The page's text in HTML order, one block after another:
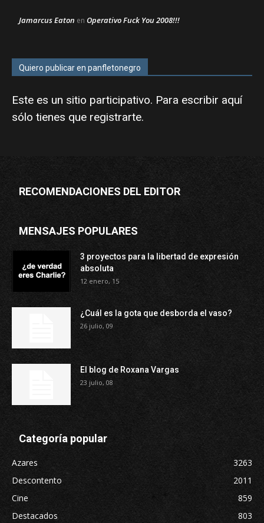
Jamarcus Eaton en Operativo Fuck You 2008!!!
Quiero publicar en panfletonegro
Este es un sitio participativo. Para escribir aquí
sólo tienes que registrarte.
RECOMENDACIONES DEL EDITOR
MENSAJES POPULARES
3 proyectos para la libertad de expresión
absoluta
12 enero, 15
¿Cuál es la gota que desborda el vaso?
26 julio, 09
El blog de Roxana Vargas
23 julio, 08
Categoría popular
Azares
3263
Descontento
2011
Cine
859
Destacados
803